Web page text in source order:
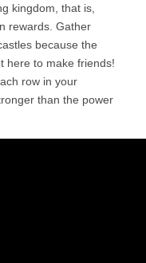
kingdom, that is,
rewards. Gather
because the
here to make friends!
row in your
than the power